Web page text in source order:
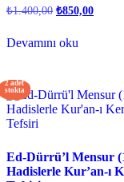
₺1.400,00 Orijinal
₺850,00Şu
Devamını oku
2 adet
stokta
Ed-Dürrü’l Mensur
Hadislerle Kur’an-ı